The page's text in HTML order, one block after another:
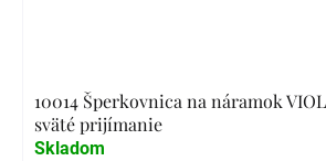
10014 Šperkovnica na náramok
sväté prijímanie
Skladom